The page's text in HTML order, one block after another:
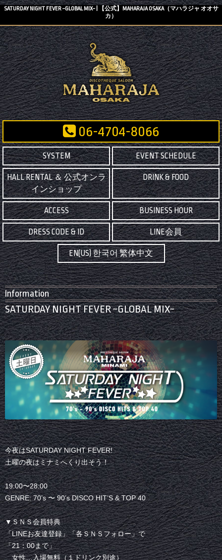
SATURDAY NIGHT FEVER ~GLOBAL MIX~ | 【公式】MAHARAJA OSAKA（マハラジャ オオサ
カ）
06-4704-8066
SYSTEM EVENT SCHEDULE
HALL RENTAL ＆ 公式オンラ
インショップ
DRINK & FOOD
ACCESS BUSINESS HOUR
DRESS CODE & ID LINE会員
EN(US) 한국어 繁体中文
Information
SATURDAY NIGHT FEVER ~GLOBAL MIX~
今夜はSATURDAY NIGHT FEVER!
土曜の夜はミナミへくり出そう！
19:00〜28:00
GENRE: 70’s 〜 90’s DISCO HIT’S & TOP 40
▼ＳＮＳ会員特典
「LINEお友達登録」「各ＳＮＳフォロー」で
「21：00まで」
女性…入場無料（１ドリンク別途）